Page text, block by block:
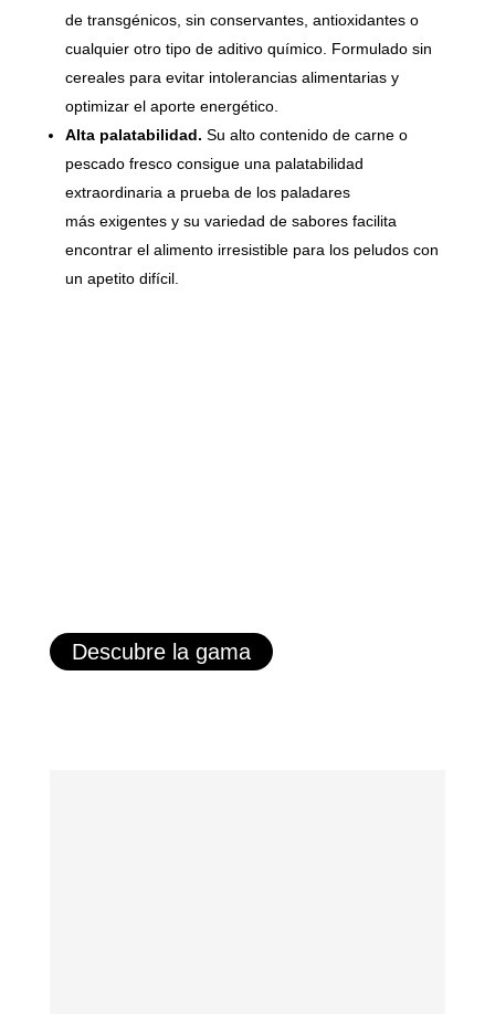
de transgénicos, sin conservantes, antioxidantes o
cualquier otro tipo de aditivo químico. Formulado sin
cereales para evitar intolerancias alimentarias y
optimizar el aporte energético.
Alta palatabilidad. Su alto contenido de carne o
pescado fresco consigue una palatabilidad
extraordinaria a prueba de los paladares
más exigentes y su variedad de sabores facilita
encontrar el alimento irresistible para los peludos con
un apetito difícil.
Descubre la gama